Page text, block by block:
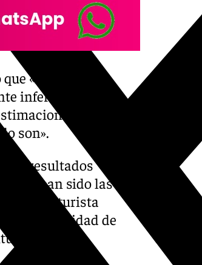
«los datos de
inferiores a los
de
son».
resultados
han sido las
en el turista
de actividad de